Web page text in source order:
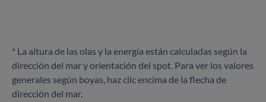
* La altura de las olas y la energía están calculadas según la
dirección del mar y orientación del spot. Para ver los valores
generales según boyas, haz clic encima de la flecha de
dirección del mar.